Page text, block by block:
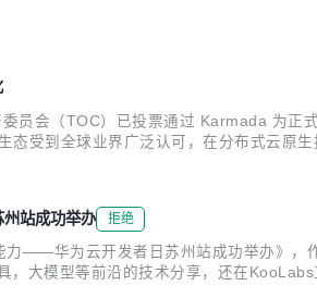
员会（TOC）已投票通过 Karmada 为
受到全球业界广泛认可，在分布式云原生
站成功举办 拒绝
——华为云开发者日苏州站成功举办》
大模型等前沿的技术分享，还在